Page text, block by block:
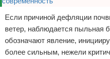
Если причиной дефляции
ветер, наблюдается пыльная
обозначают явление,
более сильным, нежели